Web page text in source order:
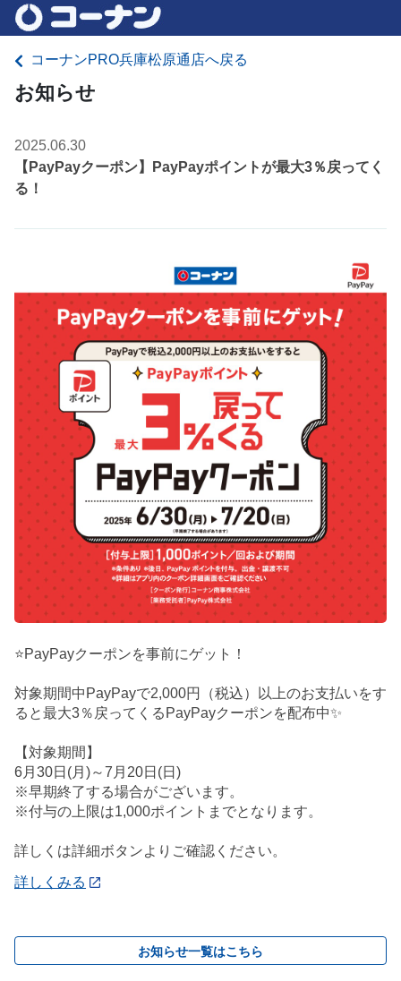
コーナンPRO兵庫松原通店へ戻る
お知らせ
2025.06.30
【PayPayクーポン】PayPayポイントが最大3％戻ってく
る！
⭐PayPayクーポンを事前にゲット！
対象期間中PayPayで2,000円（税込）以上のお支払いをす
ると最大3％戻ってくるPayPayクーポンを配布中✨
【対象期間】
6月30日(月)～7月20日(日)
※早期終了する場合がございます。
※付与の上限は1,000ポイントまでとなります。
詳しくは詳細ボタンよりご確認ください。
詳しくみる
お知らせ一覧はこちら